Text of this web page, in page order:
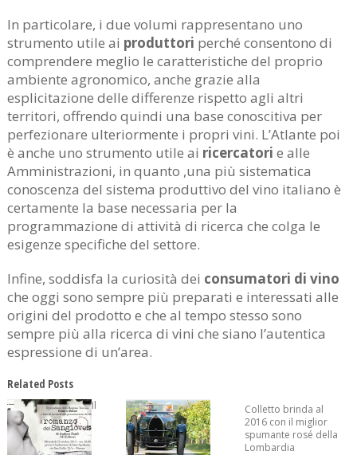
In particolare, i due volumi rappresentano uno
strumento utile ai produttori perché consentono di
comprendere meglio le caratteristiche del proprio
ambiente agronomico, anche grazie alla
esplicitazione delle differenze rispetto agli altri
territori, offrendo quindi una base conoscitiva per
perfezionare ulteriormente i propri vini. L’Atlante poi
è anche uno strumento utile ai ricercatori e alle
Amministrazioni, in quanto ,una più sistematica
conoscenza del sistema produttivo del vino italiano è
certamente la base necessaria per la
programmazione di attività di ricerca che colga le
esigenze specifiche del settore.
Infine, soddisfa la curiosità dei consumatori di vino
che oggi sono sempre più preparati e interessati alle
origini del prodotto e che al tempo stesso sono
sempre più alla ricerca di vini che siano l’autentica
espressione di un’area.
Related Posts
Il
Colletto brinda al
2016 con il miglior
spumante rosé della
Lombardia